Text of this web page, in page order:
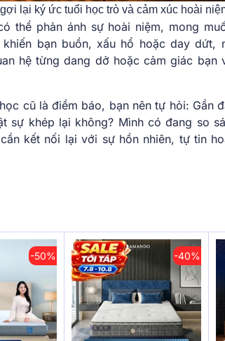
lại ký ức tuổi học trò và cảm xúc hoài
thể phản ánh sự hoài niệm, mong
bạn buồn, xấu hổ hoặc day dứt,
hệ từng dang dở hoặc cảm giác bạn
cũ là điềm báo, bạn nên tự hỏi: Gần
sự khép lại không? Mình có đang so
kết nối lại với sự hồn nhiên, tự tin
-50% -40%